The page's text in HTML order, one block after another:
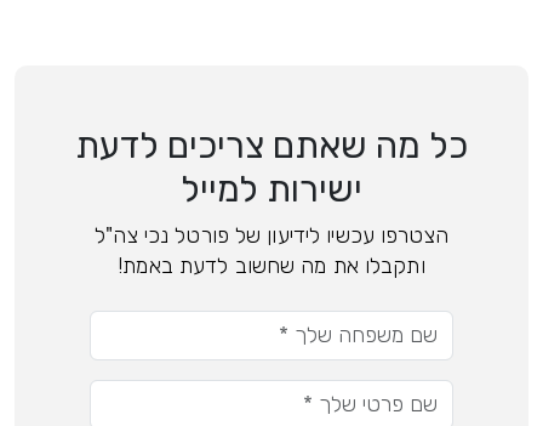
כל מה שאתם צריכים לדעת
ישירות למייל
הצטרפו עכשיו לידיעון של פורטל נכי צה"ל
ותקבלו את מה שחשוב לדעת באמת!